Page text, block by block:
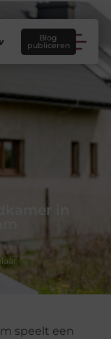
Blog
publiceren
in
speelt een